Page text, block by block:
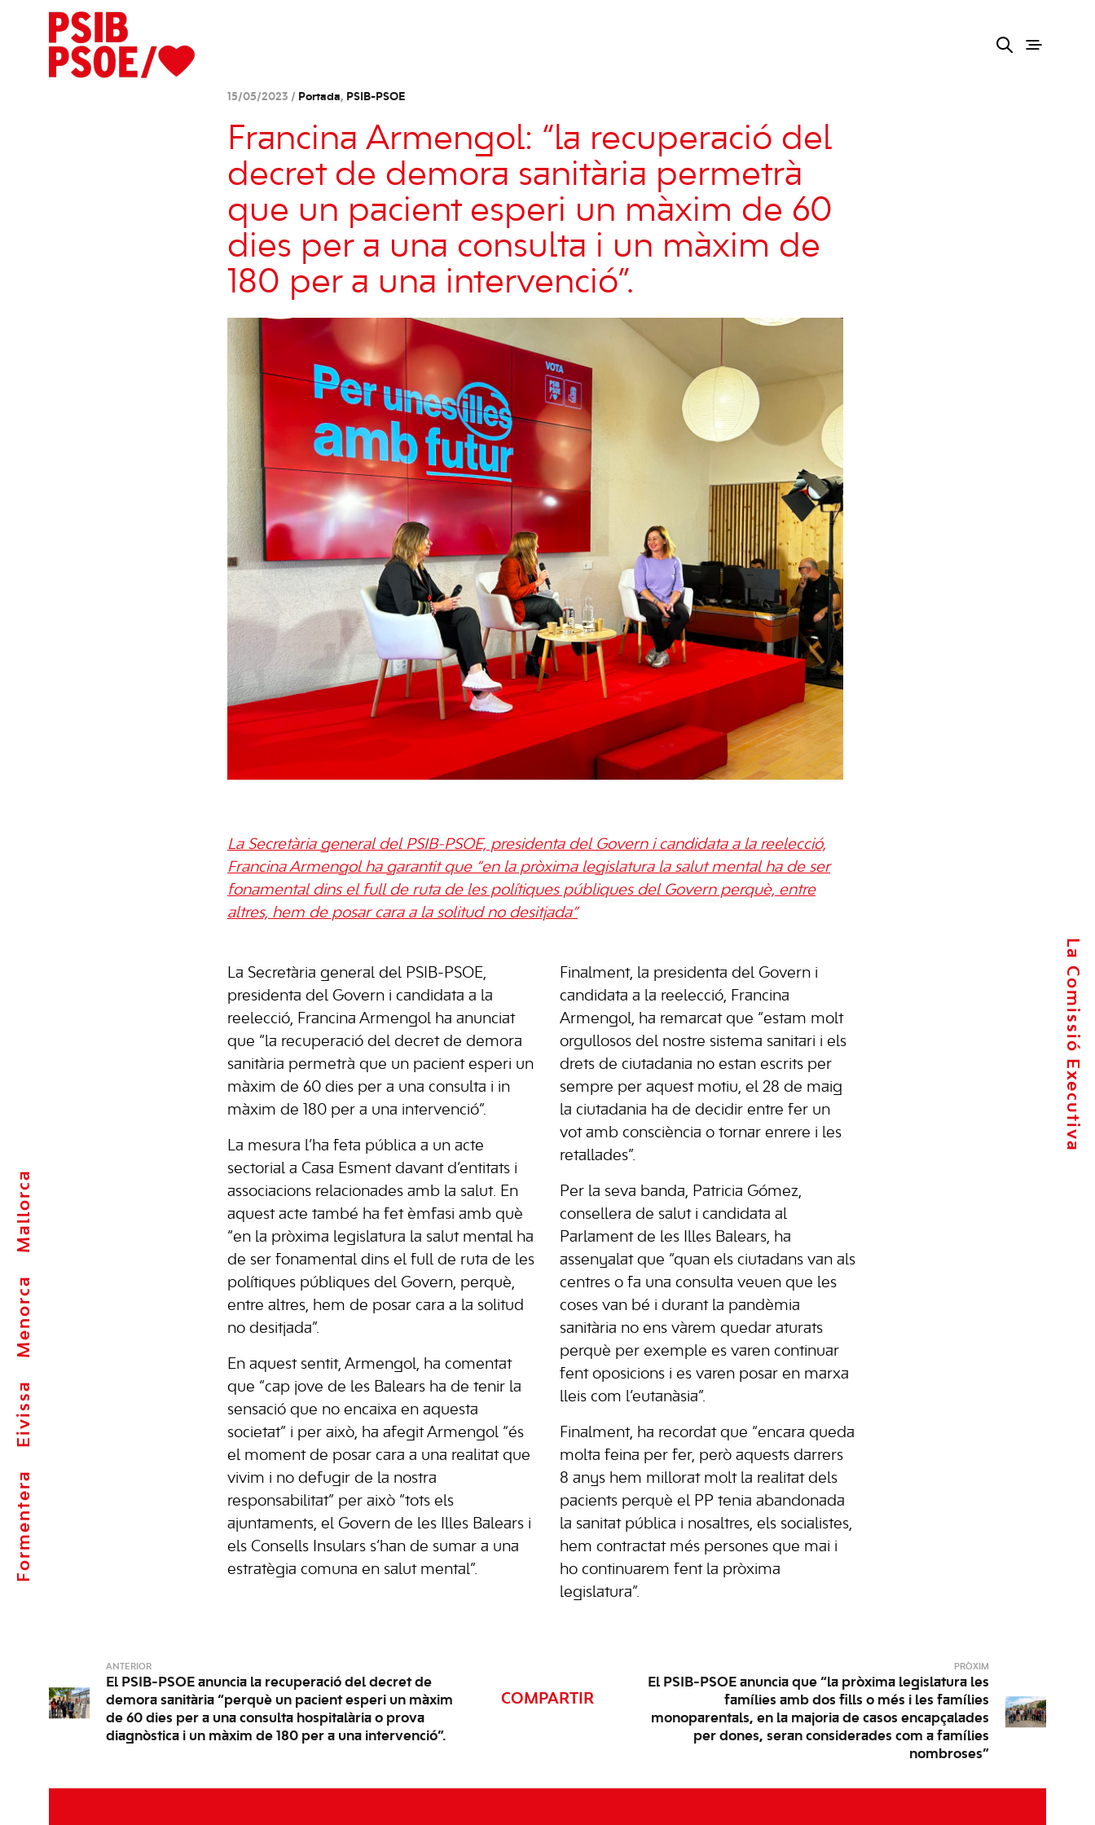
Formentera
Eivissa
Menorca
Mallorca
La Comissió Executiva
15/05/2023 / Portada, PSIB-PSOE
Francina Armengol: “la recuperació del
decret de demora sanitària permetrà
que un pacient esperi un màxim de 60
dies per a una consulta i un màxim de
180 per a una intervenció”.
La Secretària general del PSIB-PSOE, presidenta del Govern i candidata a la reelecció,
Francina Armengol ha garantit que “en la pròxima legislatura la salut mental ha de ser
fonamental dins el full de ruta de les polítiques públiques del Govern perquè, entre
altres, hem de posar cara a la solitud no desitjada”
La Secretària general del PSIB-PSOE,
presidenta del Govern i candidata a la
reelecció, Francina Armengol ha anunciat
que “la recuperació del decret de demora
sanitària permetrà que un pacient esperi un
màxim de 60 dies per a una consulta i in
màxim de 180 per a una intervenció”.
La mesura l’ha feta pública a un acte
sectorial a Casa Esment davant d’entitats i
associacions relacionades amb la salut. En
aquest acte també ha fet èmfasi amb què
“en la pròxima legislatura la salut mental ha
de ser fonamental dins el full de ruta de les
polítiques públiques del Govern, perquè,
entre altres, hem de posar cara a la solitud
no desitjada”.
En aquest sentit, Armengol, ha comentat
que “cap jove de les Balears ha de tenir la
sensació que no encaixa en aquesta
societat” i per això, ha afegit Armengol “és
el moment de posar cara a una realitat que
vivim i no defugir de la nostra
responsabilitat” per això “tots els
ajuntaments, el Govern de les Illes Balears i
els Consells Insulars s’han de sumar a una
estratègia comuna en salut mental”.
Finalment, la presidenta del Govern i
candidata a la reelecció, Francina
Armengol, ha remarcat que “estam molt
orgullosos del nostre sistema sanitari i els
drets de ciutadania no estan escrits per
sempre per aquest motiu, el 28 de maig
la ciutadania ha de decidir entre fer un
vot amb consciència o tornar enrere i les
retallades”.
Per la seva banda, Patricia Gómez,
consellera de salut i candidata al
Parlament de les Illes Balears, ha
assenyalat que “quan els ciutadans van als
centres o fa una consulta veuen que les
coses van bé i durant la pandèmia
sanitària no ens vàrem quedar aturats
perquè per exemple es varen continuar
fent oposicions i es varen posar en marxa
lleis com l’eutanàsia”.
Finalment, ha recordat que “encara queda
molta feina per fer, però aquests darrers
8 anys hem millorat molt la realitat dels
pacients perquè el PP tenia abandonada
la sanitat pública i nosaltres, els socialistes,
hem contractat més persones que mai i
ho continuarem fent la pròxima
legislatura”.
ANTERIOR
El PSIB-PSOE anuncia la recuperació del decret de
demora sanitària “perquè un pacient esperi un màxim
de 60 dies per a una consulta hospitalària o prova
diagnòstica i un màxim de 180 per a una intervenció”.
COMPARTIR
PRÒXIM
El PSIB-PSOE anuncia que “la pròxima legislatura les
famílies amb dos fills o més i les famílies
monoparentals, en la majoria de casos encapçalades
per dones, seran considerades com a famílies
nombroses”